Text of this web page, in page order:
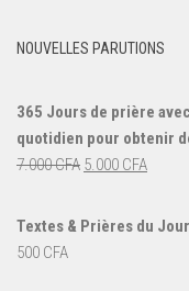
NOUVELLES PARUTIONS
365 Jours de prière
quotidien pour obtenir
7.000CFA Le
initial
5.000 CFALe
actuel
Textes & Prières du
500 CFA